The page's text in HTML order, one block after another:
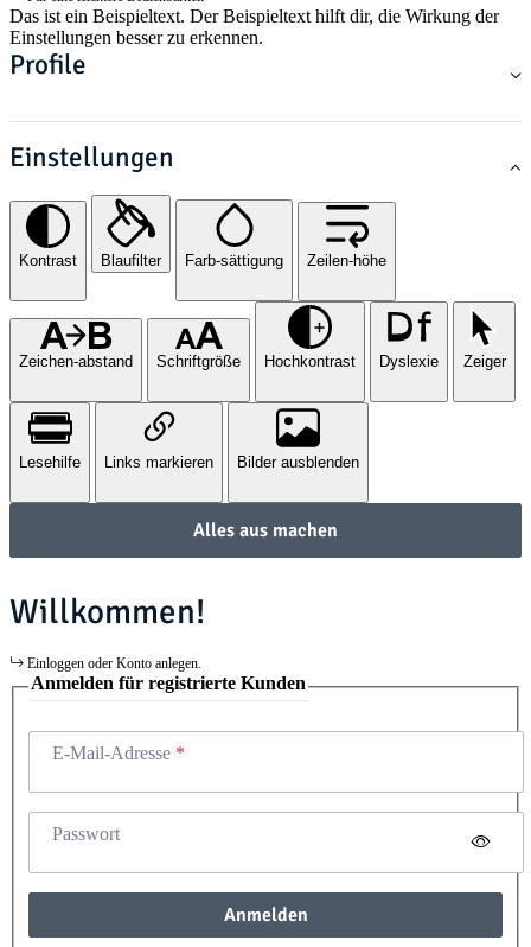
Das ist ein Beispieltext. Der Beispieltext hilft dir, die Wirkung der
Einstellungen besser zu erkennen.
Profile
Einstellungen
Kontrast Blaufilter Farb-sättigung Zeilen-höhe
Zeichen-abstand Schriftgröße Hochkontrast Dyslexie Zeiger
Lesehilfe Links markieren Bilder ausblenden
Alles aus machen
Willkommen!
Einloggen oder Konto anlegen.
Anmelden für registrierte Kunden
E-Mail-Adresse
Passwort
Anmelden